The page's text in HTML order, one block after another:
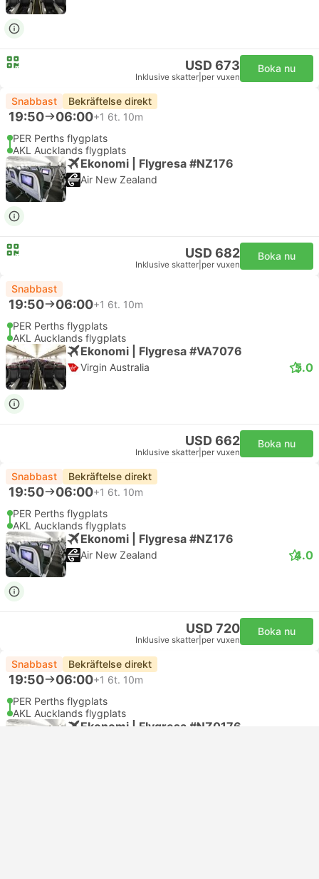
USD 673
Inklusive skatter per vuxen
Boka nu
Snabbast Bekräftelse direkt
19:50 06:00+1 6t. 10m
PER Perths flygplats
AKL Aucklands flygplats
Ekonomi | Flygresa #NZ176
Air New Zealand
USD 682
Inklusive skatter per vuxen
Boka nu
Snabbast
19:50 06:00+1 6t. 10m
PER Perths flygplats
AKL Aucklands flygplats
Ekonomi | Flygresa #VA7076
Virgin Australia 5.0
USD 662
Inklusive skatter per vuxen
Boka nu
Snabbast Bekräftelse direkt
19:50 06:00+1 6t. 10m
PER Perths flygplats
AKL Aucklands flygplats
Ekonomi | Flygresa #NZ176
Air New Zealand 4.0
USD 720
Inklusive skatter per vuxen
Boka nu
Snabbast Bekräftelse direkt
19:50 06:00+1 6t. 10m
PER Perths flygplats
AKL Aucklands flygplats
Ekonomi | Flygresa #NZ0176